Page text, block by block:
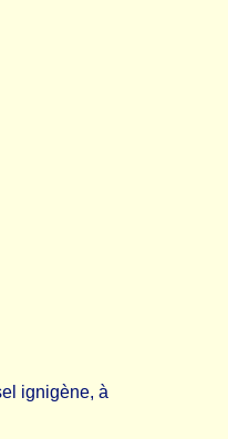
ignigène, à